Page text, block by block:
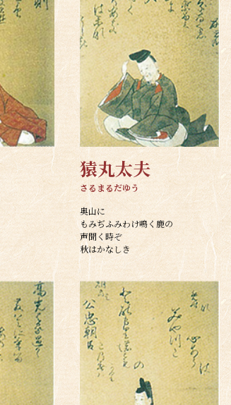
猿丸太夫
さるまるだゆう
奥山に
もみぢふみわけ鳴く鹿の
声聞く時ぞ
秋はかなしき